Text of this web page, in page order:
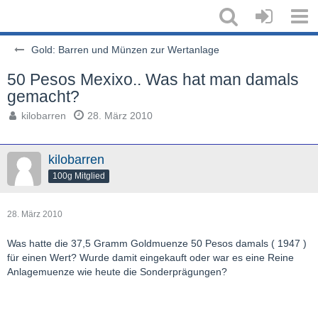
Gold: Barren und Münzen zur Wertanlage
50 Pesos Mexixo.. Was hat man damals
gemacht?
kilobarren 28. März 2010
kilobarren
100g Mitglied
28. März 2010
Was hatte die 37,5 Gramm Goldmuenze 50 Pesos damals ( 1947 )
für einen Wert? Wurde damit eingekauft oder war es eine Reine
Anlagemuenze wie heute die Sonderprägungen?